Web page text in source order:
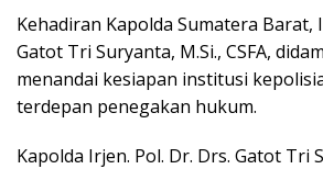
Kehadiran Kapolda Sumatera Barat,
Gatot Tri Suryanta, M.Si., CSFA,
menandai kesiapan institusi
terdepan penegakan hukum.
Kapolda Irjen. Pol. Dr. Drs. Gatot Tri